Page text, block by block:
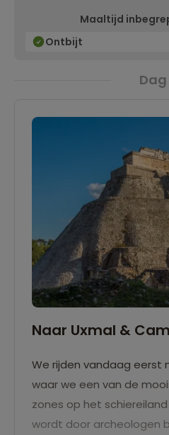
dwalen door het
op het witte strand of
middag komen we terug
Maaltijd
Ontbijt
Dag
Naar Uxmal &
We rijden vandaag eerst
waar we een van de
zones op het
wordt door archeologen